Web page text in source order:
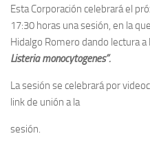
Esta Corporación celebrará el
17:30 horas una sesión, en la
Hidalgo Romero dando lectura
Listeria monocytogenes”.
La sesión se celebrará por
link de unión a la
sesión.